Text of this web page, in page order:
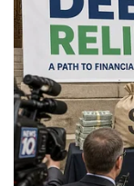
Pháp luật
Vụ án
Tin nóng
Tư vấn luật